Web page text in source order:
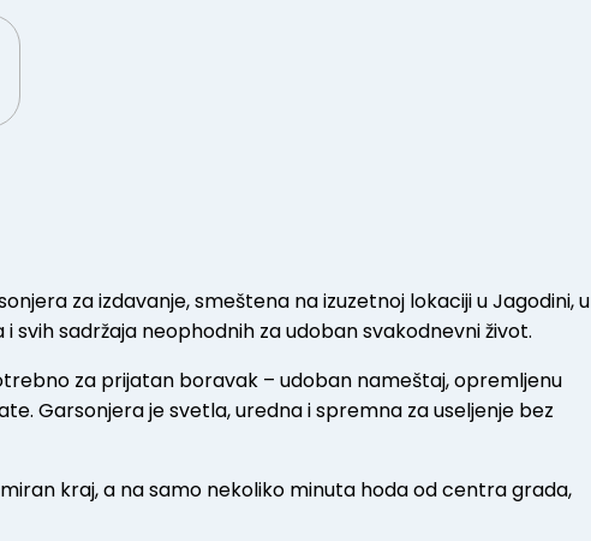
za izdavanje, smeštena na izuzetnoj lokaciji u Jagodini, u
svih sadržaja neophodnih za udoban svakodnevni život.
za prijatan boravak – udoban nameštaj, opremljenu
Garsonjera je svetla, uredna i spremna za useljenje bez
kraj, a na samo nekoliko minuta hoda od centra grada,